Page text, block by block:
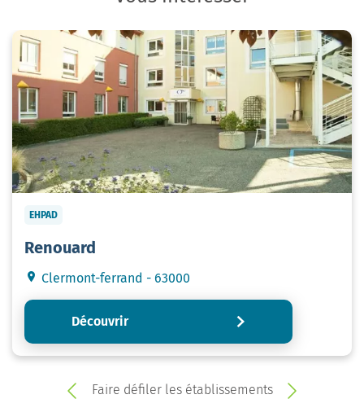
EHPAD
Renouard
Clermont-ferrand - 63000
Découvrir
Faire défiler les établissements